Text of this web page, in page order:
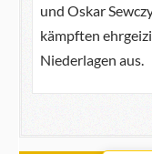
und Oskar
kämpften
Niederlagen aus.